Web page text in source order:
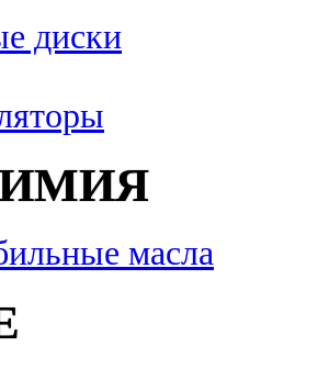
диски
масла